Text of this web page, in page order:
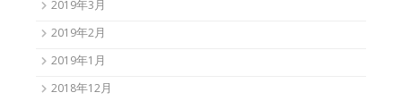
2019年3月
2019年2月
2019年1月
2018年12月